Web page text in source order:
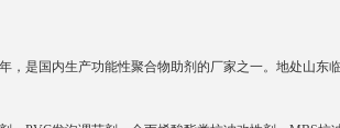
，是国内生产功能性聚合物助剂的厂家之一。地处山东